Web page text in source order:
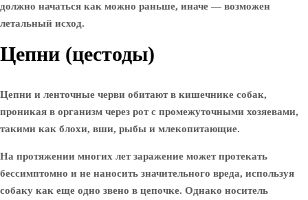
должно начаться как можно раньше, иначе — возможен
летальный исход.
Цепни (цестоды)
Цепни и ленточные черви обитают в кишечнике собак,
проникая в организм через рот с промежуточными хозяевами,
такими как блохи, вши, рыбы и млекопитающие.
На протяжении многих лет заражение может протекать
бессимптомно и не наносить значительного вреда, используя
собаку как еще одно звено в цепочке. Однако носитель